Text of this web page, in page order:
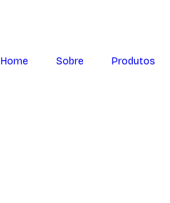
Home Sobre Produtos